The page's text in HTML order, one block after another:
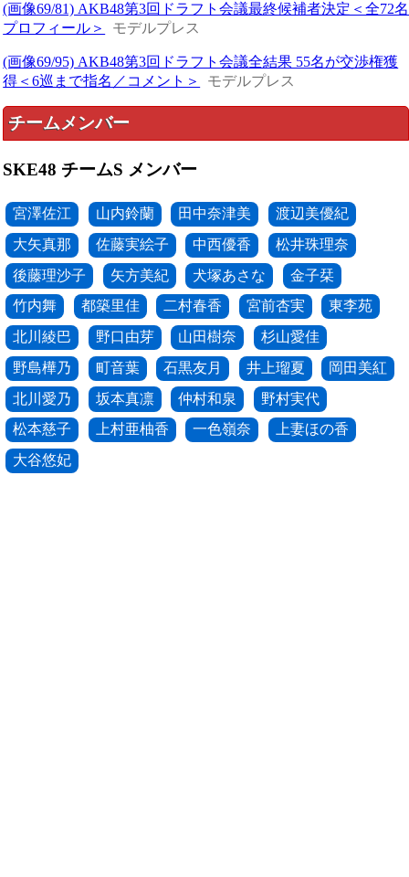
(画像69/81) AKB48第3回ドラフト会議最終候補者決定＜全72名
プロフィール＞
モデルプレス
(画像69/95) AKB48第3回ドラフト会議全結果 55名が交渉権獲
得＜6巡まで指名／コメント＞
モデルプレス
チームメンバー
SKE48 チームS メンバー
宮澤佐江 山内鈴蘭 田中奈津美
渡辺美優紀
大矢真那
佐藤実絵子 中西優香
松井珠理奈
後藤理沙子
矢方美紀 犬塚あさな
金子栞
竹内舞
都築里佳 二村春香 宮前杏実
東李苑
北川綾巴
野口由芽 山田樹奈
杉山愛佳
野島樺乃
町音葉 石黒友月 井上瑠夏
岡田美紅
北川愛乃
坂本真凛 仲村和泉
野村実代
松本慈子
上村亜柚香 一色嶺奈
上妻ほの香
大谷悠妃